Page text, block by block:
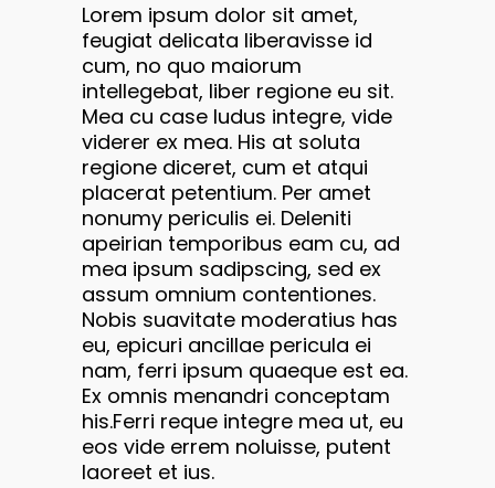
Lorem ipsum dolor sit amet,
feugiat delicata liberavisse id
cum, no quo maiorum
intellegebat, liber regione eu sit.
Mea cu case ludus integre, vide
viderer ex mea. His at soluta
regione diceret, cum et atqui
placerat petentium. Per amet
nonumy periculis ei. Deleniti
apeirian temporibus eam cu, ad
mea ipsum sadipscing, sed ex
assum omnium contentiones.
Nobis suavitate moderatius has
eu, epicuri ancillae pericula ei
nam, ferri ipsum quaeque est ea.
Ex omnis menandri conceptam
his.Ferri reque integre mea ut, eu
eos vide errem noluisse, putent
laoreet et ius.